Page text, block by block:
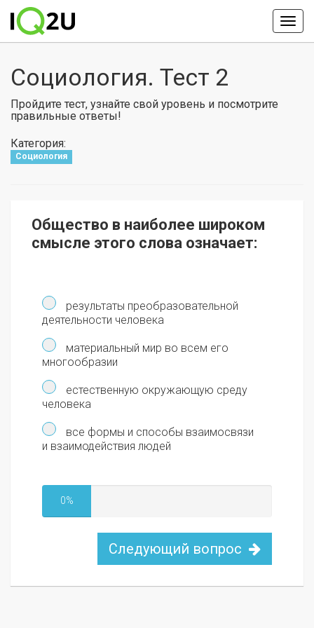
Социология. Тест 2
Пройдите тест, узнайте свой уровень и посмотрите
правильные ответы!
Категория:
Социология
Общество в наиболее широком
смысле этого слова означает:
результаты преобразовательной
деятельности человека
материальный мир во всем его
многообразии
естественную окружающую среду
человека
все формы и способы взаимосвязи
и взаимодействия людей
0%
Следующий вопрос